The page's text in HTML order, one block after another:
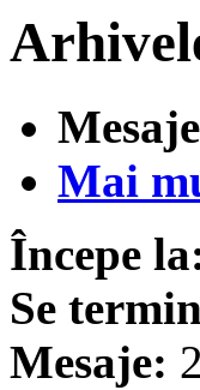
Mai
Începe
Se
Mesaje: 2